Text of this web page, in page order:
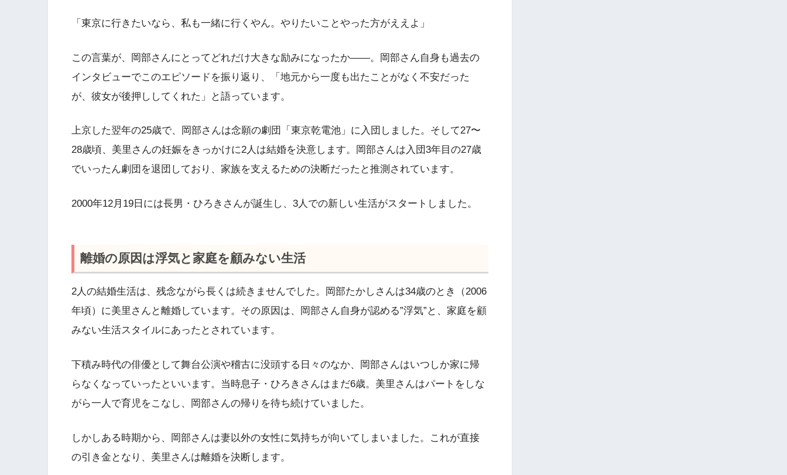
「東京に行きたいなら、私も一緒に行くやん。やりたいことやった方がええよ」
この言葉が、岡部さんにとってどれだけ大きな励みになったか——。岡部さん自身も過去の
インタビューでこのエピソードを振り返り、「地元から一度も出たことがなく不安だった
が、彼女が後押ししてくれた」と語っています。
上京した翌年の25歳で、岡部さんは念願の劇団「東京乾電池」に入団しました。そして27〜
28歳頃、美里さんの妊娠をきっかけに2人は結婚を決意します。岡部さんは入団3年目の27歳
でいったん劇団を退団しており、家族を支えるための決断だったと推測されています。
2000年12月19日には長男・ひろきさんが誕生し、3人での新しい生活がスタートしました。
離婚の原因は浮気と家庭を顧みない生活
2人の結婚生活は、残念ながら長くは続きませんでした。岡部たかしさんは34歳のとき（2006
年頃）に美里さんと離婚しています。その原因は、岡部さん自身が認める”浮気”と、家庭を顧
みない生活スタイルにあったとされています。
下積み時代の俳優として舞台公演や稽古に没頭する日々のなか、岡部さんはいつしか家に帰
らなくなっていったといいます。当時息子・ひろきさんはまだ6歳。美里さんはパートをしな
がら一人で育児をこなし、岡部さんの帰りを待ち続けていました。
しかしある時期から、岡部さんは妻以外の女性に気持ちが向いてしまいました。これが直接
の引き金となり、美里さんは離婚を決断します。